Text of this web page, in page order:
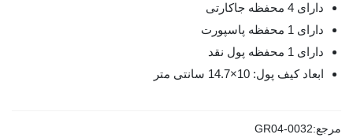
دارای 4 محفظه جاکارتی
دارای 1 محفظه پاسپورت
دارای 1 محفظه پول نقد
ابعاد کیف پول: 10×14.7 سانتی متر
مرجع:GR04-0032